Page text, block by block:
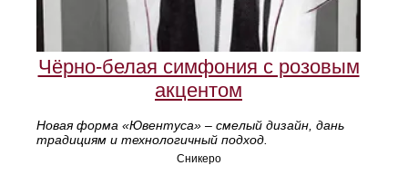
Чёрно-белая симфония с розовым
акцентом
Новая форма «Ювентуса» – смелый дизайн, дань
традициям и технологичный подход.
Сникеро